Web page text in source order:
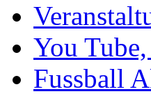
You Tube,
Fussball